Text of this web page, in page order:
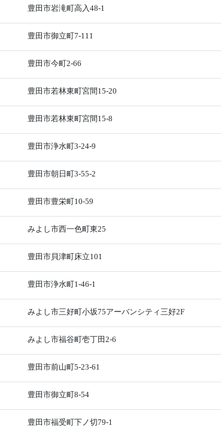
豊田市岩滝町高入48-1
豊田市御立町7-111
豊田市今町2-66
豊田市若林東町宮間15-20
豊田市若林東町宮間15-8
豊田市浄水町3-24-9
豊田市朝日町3-55-2
豊田市豊栄町10-59
みよし市西一色町東25
豊田市貝津町床立101
豊田市浄水町1-46-1
みよし市三好町小坂75アーバンシティ三好2F
みよし市福谷町壱丁田2-6
豊田市前山町5-23-61
豊田市御立町8-54
豊田市福受町下ノ切79-1